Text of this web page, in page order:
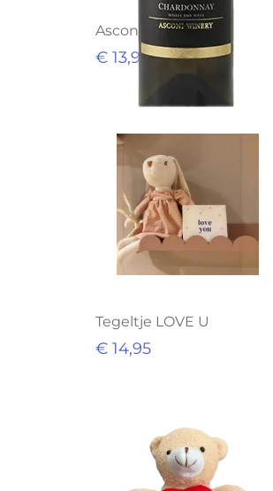
Asconi Chardonnay
€ 13,95
Tegeltje LOVE U
€ 14,95